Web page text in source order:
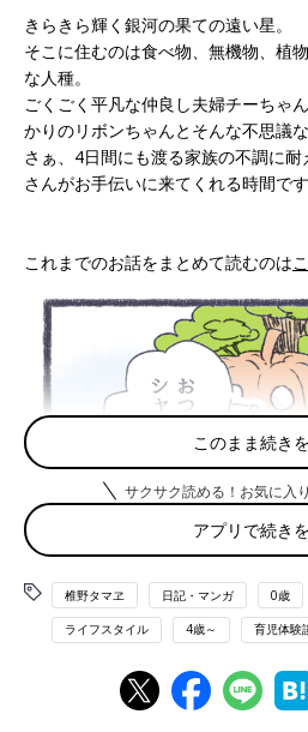
きらきら輝く銀河の果ての遠い星。
そこに住むのは食べ物、無機物、植
な人種。
ごくごく平凡な仲良し夫婦チーちゃ
かりのリボンちゃんとそんな不思議
さぁ、4日間にも渡る家族の不調に
さんがお手伝いに来てくれる時間で
これまでのお話をまとめて読むのは
このまま続き
サクサク読める！お気に入
アプリで続き
椎野タマヱ 日記・マンガ 0歳
ライフスタイル 4歳～ 育児体験